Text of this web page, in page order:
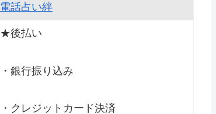
電話占い絆
★後払い
・銀行振り込み
・クレジットカード決済